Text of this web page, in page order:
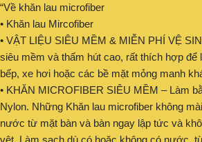
“Về khăn lau microfiber
• Khăn lau Mircofiber
• VẬT LIỆU SIÊU MỀM & MIỄN PHÍ VỆ
siêu mềm và thấm hút cao, rất thích hợp để
bếp, xe hơi hoặc các bề mặt mỏng manh
• KHĂN MICROFIBER SIÊU MỀM – Làm
Nylon. Những Khăn lau microfiber không
nước từ mặt bàn và bàn ngay lập tức và